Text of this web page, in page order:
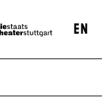
EN